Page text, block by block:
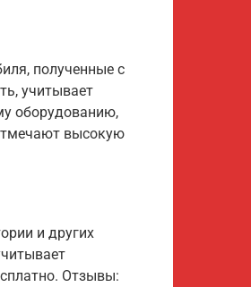
полученные с
учитывает
оборудованию,
высокую
и других
Отзывы: